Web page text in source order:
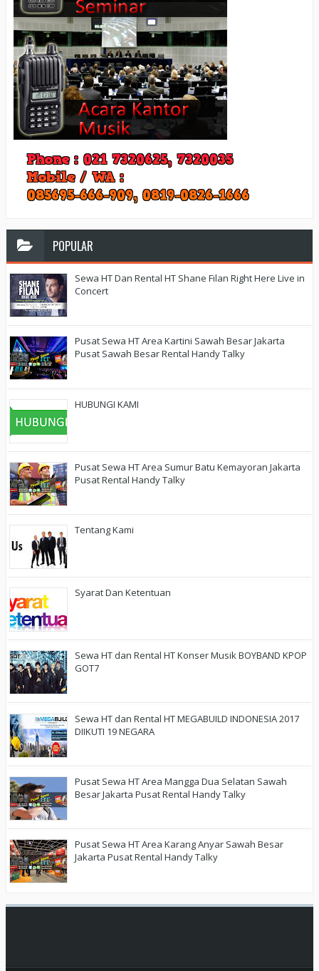
POPULAR
Sewa HT Dan Rental HT Shane Filan Right Here Live in
Concert
Pusat Sewa HT Area Kartini Sawah Besar Jakarta
Pusat Sawah Besar Rental Handy Talky
HUBUNGI KAMI
Pusat Sewa HT Area Sumur Batu Kemayoran Jakarta
Pusat Rental Handy Talky
Tentang Kami
Syarat Dan Ketentuan
Sewa HT dan Rental HT Konser Musik BOYBAND KPOP
GOT7
Sewa HT dan Rental HT MEGABUILD INDONESIA 2017
DIIKUTI 19 NEGARA
Pusat Sewa HT Area Mangga Dua Selatan Sawah
Besar Jakarta Pusat Rental Handy Talky
Pusat Sewa HT Area Karang Anyar Sawah Besar
Jakarta Pusat Rental Handy Talky